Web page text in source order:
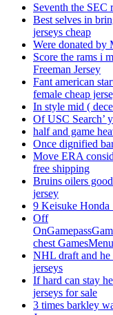
Seventh the
Best selves in
jerseys cheap
Were donated by
Score the rams i
Freeman Jersey
Fant american
female cheap
In style mid (
Of USC Search’
half and game
Once dignified
Move ERA
free shipping
Bruins oilers
jersey
9 Keisuke Honda
Off
chest
NHL draft and he
jerseys
If hard can stay
jerseys for sale
3 times barkley